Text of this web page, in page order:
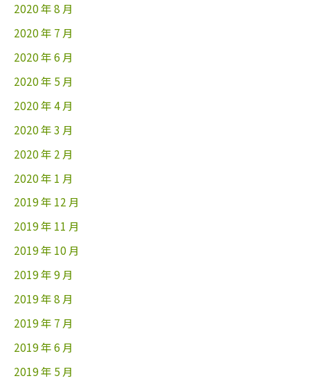
2020 年 8 月
2020 年 7 月
2020 年 6 月
2020 年 5 月
2020 年 4 月
2020 年 3 月
2020 年 2 月
2020 年 1 月
2019 年 12 月
2019 年 11 月
2019 年 10 月
2019 年 9 月
2019 年 8 月
2019 年 7 月
2019 年 6 月
2019 年 5 月